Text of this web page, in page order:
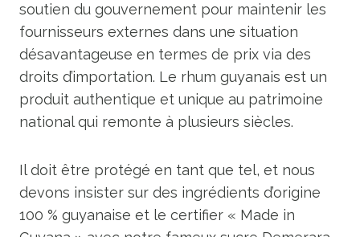
soutien du gouvernement pour maintenir les
fournisseurs externes dans une situation
désavantageuse en termes de prix via des
droits d’importation. Le rhum guyanais est un
produit authentique et unique au patrimoine
national qui remonte à plusieurs siècles.
Il doit être protégé en tant que tel, et nous
devons insister sur des ingrédients d’origine
100 % guyanaise et le certifier « Made in